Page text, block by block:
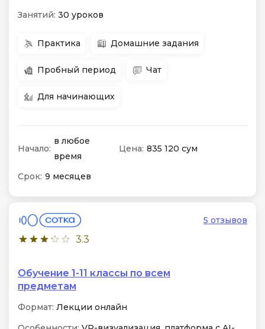
Занятий: 30 уроков
Практика Домашние задания
Пробный период Чат
Для начинающих
Начало:
в любое
время
Цена: 835 120 сум
Срок: 9 месяцев
3.3
5 отзывов
Обучение 1-11 классы по всем
предметам
Формат: Лекции онлайн